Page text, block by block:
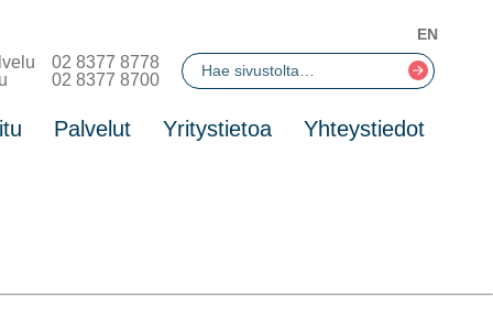
02 8377 8778
02 8377 8700
Palvelut Yritystietoa Yhteystiedot
EN